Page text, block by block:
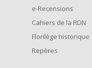
e-Recensions
Cahiers de la RDN
Florilège historique
Repères